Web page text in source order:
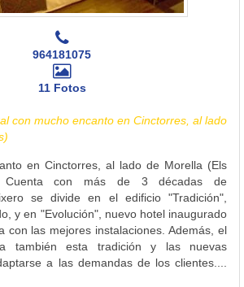
964181075
11 Fotos
con mucho encanto en Cinctorres, al lado
en Cinctorres, al lado de Morella (Els
Cuenta con más de 3 décadas de
se divide en el edificio "Tradición",
y en "Evolución", nuevo hotel inaugurado
con las mejores instalaciones. Además, el
también esta tradición y las nuevas
a las demandas de los clientes....